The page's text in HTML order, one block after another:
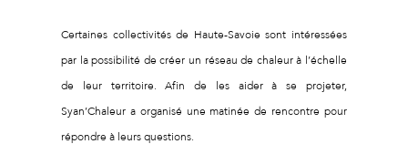
Certaines collectivités de Haute-Savoie sont intéressées
par la possibilité de créer un réseau de chaleur à l’échelle
de leur territoire. Afin de les aider à se projeter,
Syan’Chaleur a organisé une matinée de rencontre pour
répondre à leurs questions.